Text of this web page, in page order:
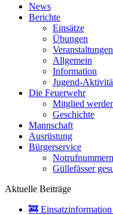
News
Berichte
Einsätze
Übungen
Veranstaltungen
Allgemein
Information
Jugend-
Die Feuerwehr
Mitglied
Geschichte
Mannschaft
Ausrüstung
Bürgerservice
Notrufnummern
Güllefässer
Aktuelle Beiträge
🚒